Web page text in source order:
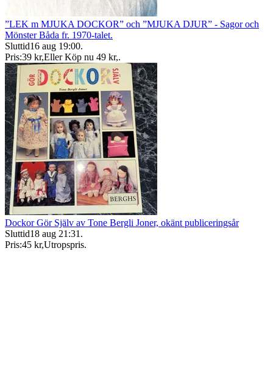
”LEK m MJUKA DOCKOR” och ”MJUKA DJUR” - Sagor och
Mönster Båda fr. 1970-talet.
Sluttid16 aug 19:00.
Pris:39 kr,Eller Köp nu 49 kr,.
Dockor Gör Själv av Tone Bergli Joner, okänt publiceringsår
Sluttid18 aug 21:31 .
Pris:45 kr,Utropspris.